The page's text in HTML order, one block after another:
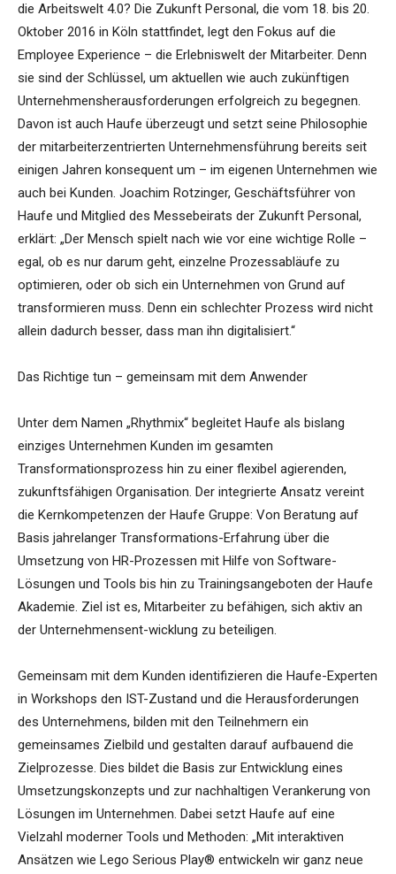
die Arbeitswelt 4.0? Die Zukunft Personal, die vom 18. bis 20.
Oktober 2016 in Köln stattfindet, legt den Fokus auf die
Employee Experience – die Erlebniswelt der Mitarbeiter. Denn
sie sind der Schlüssel, um aktuellen wie auch zukünftigen
Unternehmensherausforderungen erfolgreich zu begegnen.
Davon ist auch Haufe überzeugt und setzt seine Philosophie
der mitarbeiterzentrierten Unternehmensführung bereits seit
einigen Jahren konsequent um – im eigenen Unternehmen wie
auch bei Kunden. Joachim Rotzinger, Geschäftsführer von
Haufe und Mitglied des Messebeirats der Zukunft Personal,
erklärt: „Der Mensch spielt nach wie vor eine wichtige Rolle –
egal, ob es nur darum geht, einzelne Prozessabläufe zu
optimieren, oder ob sich ein Unternehmen von Grund auf
transformieren muss. Denn ein schlechter Prozess wird nicht
allein dadurch besser, dass man ihn digitalisiert.“
Das Richtige tun – gemeinsam mit dem Anwender
Unter dem Namen „Rhythmix“ begleitet Haufe als bislang
einziges Unternehmen Kunden im gesamten
Transformationsprozess hin zu einer flexibel agierenden,
zukunftsfähigen Organisation. Der integrierte Ansatz vereint
die Kernkompetenzen der Haufe Gruppe: Von Beratung auf
Basis jahrelanger Transformations-Erfahrung über die
Umsetzung von HR-Prozessen mit Hilfe von Software-
Lösungen und Tools bis hin zu Trainingsangeboten der Haufe
Akademie. Ziel ist es, Mitarbeiter zu befähigen, sich aktiv an
der Unternehmensent-wicklung zu beteiligen.
Gemeinsam mit dem Kunden identifizieren die Haufe-Experten
in Workshops den IST-Zustand und die Herausforderungen
des Unternehmens, bilden mit den Teilnehmern ein
gemeinsames Zielbild und gestalten darauf aufbauend die
Zielprozesse. Dies bildet die Basis zur Entwicklung eines
Umsetzungskonzepts und zur nachhaltigen Verankerung von
Lösungen im Unternehmen. Dabei setzt Haufe auf eine
Vielzahl moderner Tools und Methoden: „Mit interaktiven
Ansätzen wie Lego Serious Play® entwickeln wir ganz neue